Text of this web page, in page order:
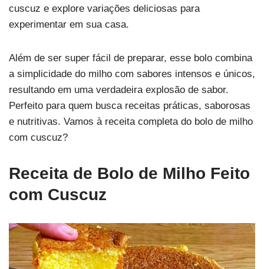
cuscuz e explore variações deliciosas para
experimentar em sua casa.
Além de ser super fácil de preparar, esse bolo combina
a simplicidade do milho com sabores intensos e únicos,
resultando em uma verdadeira explosão de sabor.
Perfeito para quem busca receitas práticas, saborosas
e nutritivas. Vamos à receita completa do bolo de milho
com cuscuz?
Receita de Bolo de Milho Feito
com Cuscuz